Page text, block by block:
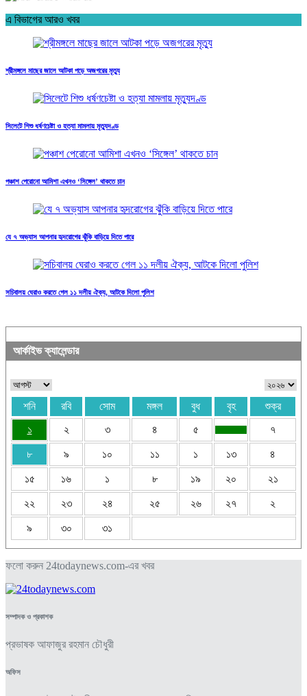
এ বিভাগের আরও খবর
শ্রীমঙ্গলে মাছের জালে আটকা পড়ে অজগরের মৃত্যু
সিলেটে শিশু ধর্ষণচেষ্টা ও হত্যা মামলায় মৃত্যুদণ্ড
পঞ্চাশ পেরোনো আমিশা এখনও ‘সিঙ্গেল’ থাকতে চান
যে ৭ অভ্যাস আপনার হৃদরোগের ঝুঁকি বাড়িয়ে দিতে পারে
সচিবালয় ঘেরাও করতে গেল ১১ দলীয় ঐক্য, আটকে দিলো পুলিশ
আর্কাইভ ক্যালেন্ডার
শনি রবি সোম মঙ্গল বুধ বৃহ
শুক্র
১
২ ৩ ৪ ৫ ৭
৮ ৯ ১০ ১১ ১ ১৩ ৪
১৫ ১৬ ১ ৮ ১৯ ২০ ২১
২২ ২৩ ২৪ ২৫ ২৬ ২৭ ২
৯ ৩০ ৩১
ফলো করুন 24todaynews.com-এর খবর
সম্পাদক ও প্রকাশক
প্রভাষক আফাজুর রহমান চৌধুরী
অফিস